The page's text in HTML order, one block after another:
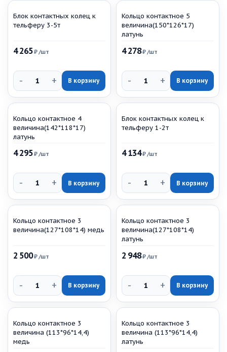
Блок контактных колец к
тельферу 3-5т
4 265₽ /шт
- + В корзину
Кольцо контактное 5
величина(150*126*17)
латунь
4 278₽ /шт
- + В корзину
Кольцо контактное 4
величина(142*118*17)
латунь
4 295₽/шт
- + В корзину
Блок контактных колец к
тельферу 1-2т
4 134₽/шт
- + В корзину
Кольцо контактное 3
величина(127*108*14) медь
2 500₽ /шт
- + В корзину
Кольцо контактное 3
величина(127*108*14)
латунь
2 948₽ /шт
- + В корзину
Кольцо контактное 3
величина (113*96*14,4)
медь
Кольцо контактное 3
величина (113*96*14,4)
латунь